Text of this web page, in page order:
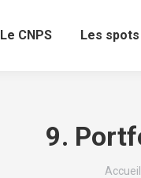
Le CNPS Les spots
9.
Vous
Accueil